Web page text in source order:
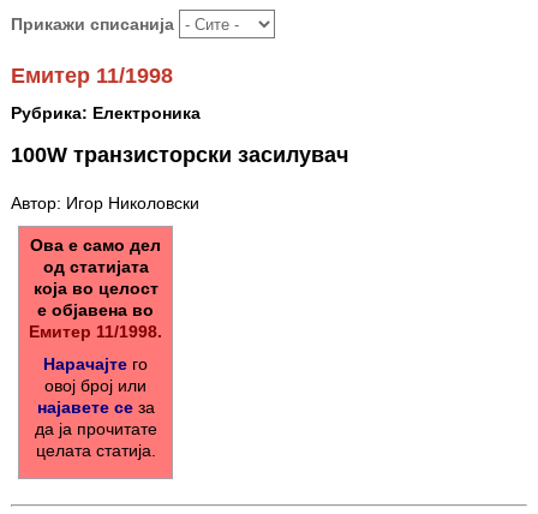
Прикажи списанија
Емитер 11/1998
Рубрика: Електроника
100W транзисторски засилувач
Автор: Игор Николовски
Ова е само дел
од статијата
која во целост
е објавена во
Емитер 11/1998.
Нарачајте го
овој број или
најавете сеза
да ја прочитате
целата статија.